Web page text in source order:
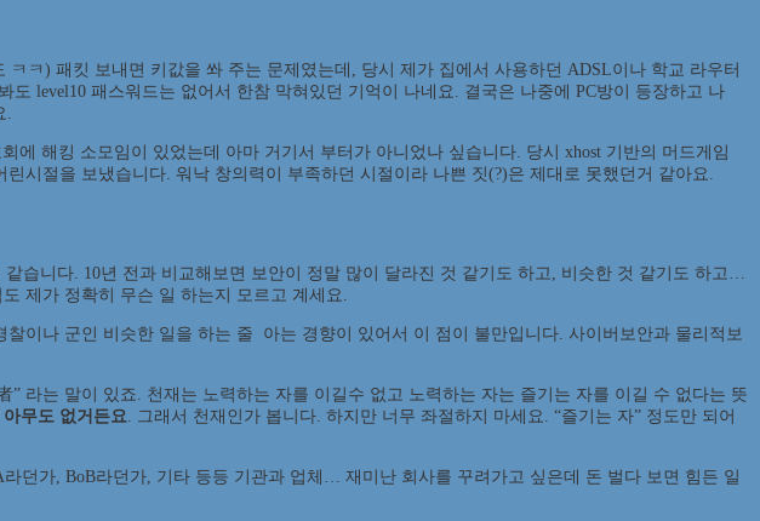
ㅋ) 패킷 보내면 키값을 쏴 주는 문제였는데, 당시 제가 집에서 사용하던 ADSL이나 학교 라우터
level10 패스워드는 없어서 한참 막혀있던 기억이 나네요. 결국은 나중에 PC방이 등장하고 나
해킹 소모임이 있었는데 아마 거기서 부터가 아니었나 싶습니다. 당시 xhost 기반의 머드게임
시절을 보냈습니다. 워낙 창의력이 부족하던 시절이라 나쁜 짓(?)은 제대로 못했던거 같아요.
니다. 10년 전과 비교해보면 보안이 정말 많이 달라진 것 같기도 하고, 비슷한 것 같기도 하고…
제가 정확히 무슨 일 하는지 모르고 계세요.
이나 군인 비슷한 일을 하는 줄 아는 경향이 있어서 이 점이 불만입니다. 사이버보안과 물리적보
라는 말이 있죠. 천재는 노력하는 자를 이길수 없고 노력하는 자는 즐기는 자를 이길 수 없다는 뜻
무도 없거든요 . 그래서 천재인가 봅니다. 하지만 너무 좌절하지 마세요. “즐기는 자” 정도만 되어
던가, BoB라던가, 기타 등등 기관과 업체… 재미난 회사를 꾸려가고 싶은데 돈 벌다 보면 힘든 일